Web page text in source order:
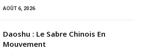
AOÛT 6, 2026
Daoshu : Le Sabre Chinois En
Mouvement